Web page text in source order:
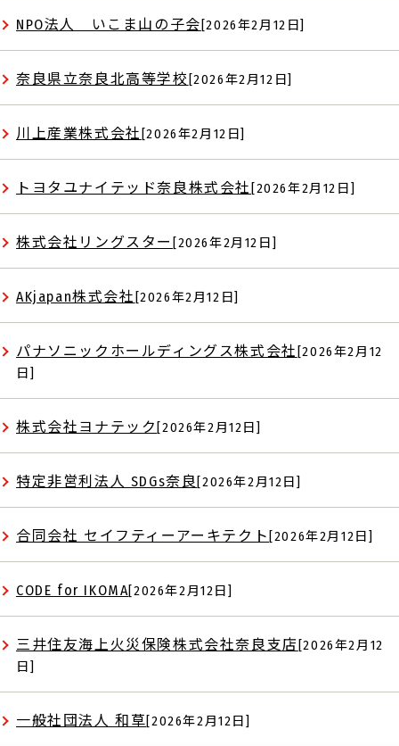
NPO法人 いこま山の子会 [2026年2月12日]
奈良県立奈良北高等学校 [2026年2月12日]
川上産業株式会社 [2026年2月12日]
トヨタユナイテッド奈良株式会社 [2026年2月12日]
株式会社リングスター [2026年2月12日]
AKjapan株式会社 [2026年2月12日]
パナソニックホールディングス株式会社 [2026年2月12
日]
株式会社ヨナテック[2026年2月12日]
特定非営利法人 SDGs奈良[2026年2月12日]
合同会社 セイフティーアーキテクト[2026年2月12日]
CODE for IKOMA[2026年2月12日]
三井住友海上火災保険株式会社奈良支店 [2026年2月12
日]
一般社団法人 和草[2026年2月12日]